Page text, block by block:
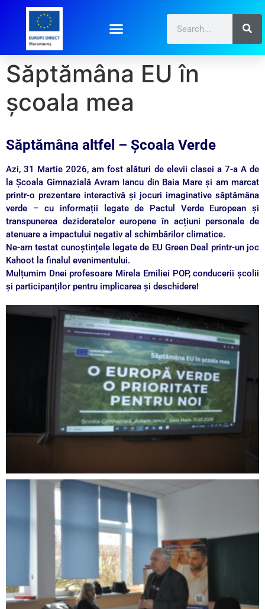
Săptămâna EU în
școala mea
Săptămâna altfel – Școala Verde
Azi, 31 Martie 2026, am fost alături de elevii clasei a 7-a A de
la Școala Gimnazială Avram Iancu din Baia Mare și am marcat
printr-o prezentare interactivă și jocuri imaginative săptămâna
verde – cu informații legate de Pactul Verde European și
transpunerea dezideratelor europene în acțiuni personale de
atenuare a impactului negativ al schimbărilor climatice.
Ne-am testat cunoștințele legate de EU Green Deal printr-un joc
Kahoot la finalul evenimentului.
Mulțumim Dnei profesoare Mirela Emiliei POP, conducerii școlii
și participanților pentru implicarea și deschidere!